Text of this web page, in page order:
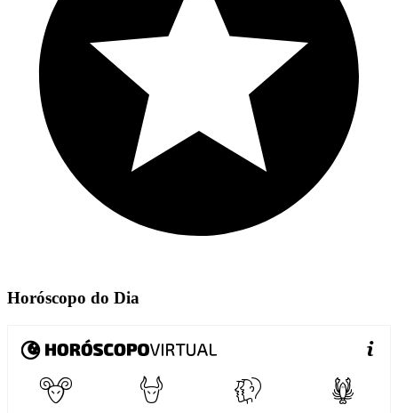
Horóscopo do Dia